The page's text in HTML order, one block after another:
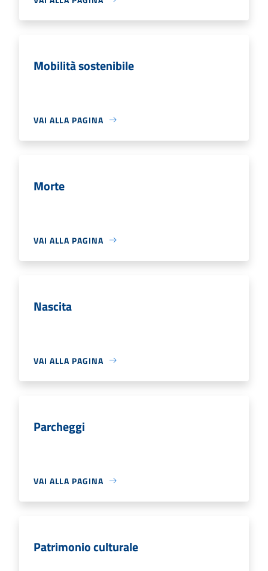
Mobilità sostenibile
VAI ALLA PAGINA
Morte
VAI ALLA PAGINA
Nascita
VAI ALLA PAGINA
Parcheggi
VAI ALLA PAGINA
Patrimonio culturale